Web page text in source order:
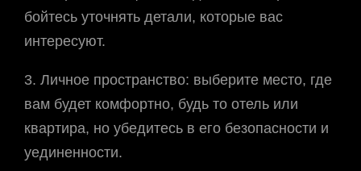
бойтесь уточнять детали, которые вас
интересуют.
3. Личное пространство: выберите место, где
вам будет комфортно, будь то отель или
квартира, но убедитесь в его безопасности и
уединенности.